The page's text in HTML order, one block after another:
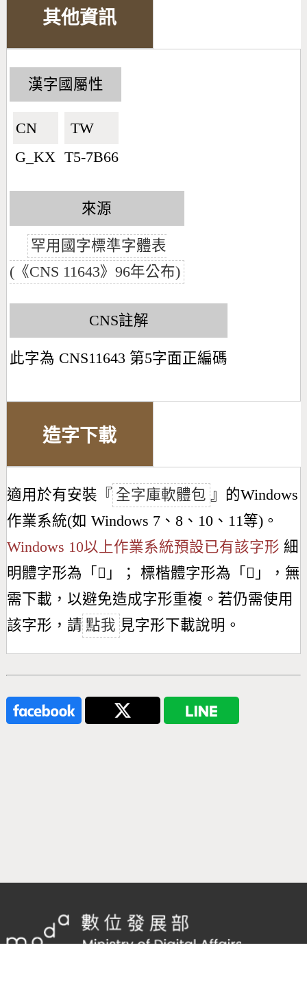
其他資訊
漢字國屬性
CN🇨🇳
G_KX
TW🇹🇼
T5-7B66
來源
罕用國字標準字體表
(《CNS 11643》96年公布)
CNS註解
此字為 CNS11643 第5字面正編碼
造字下載
適用於有安裝『 全字庫軟體包 』的Windows
作業系統(如 Windows 7、8、10、11等)。
Windows 10以上作業系統預設已有該字形 細
明體字形為「 𧆕 」； 標楷體字形為「 𧆕 」，無
需下載，以避免造成字形重複。若仍需使用
該字形，請 點我 見字形下載說明。